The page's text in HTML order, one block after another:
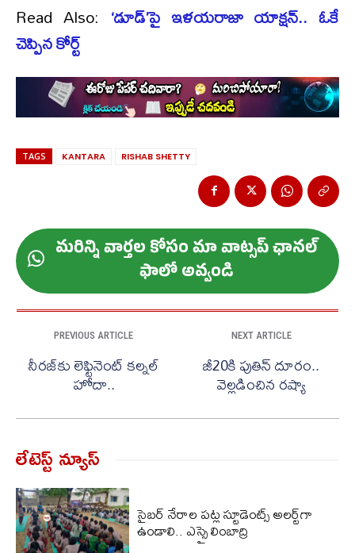
Read Also: ‘డూడ్’పై ఇళయరాజా యాక్షన్.. ఓకే
చెప్పిన కోర్ట్
TAGS KANTARA RISHAB SHETTY
మ‌రిన్ని వార్త‌ల కోసం మా వాట్స‌ప్ ఛాన‌ల్
ఫాలో అవ్వండి
PREVIOUS ARTICLE
నీరజ్‌కు లెఫ్టినెంట్ కల్నల్
హోదా..
NEXT ARTICLE
జీ20కి పుతిన్ దూరం..
వెల్లడించిన రష్యా
లేటెస్ట్ న్యూస్‌
సైబర్ నేరాల పట్ల స్టూడెంట్స్ అలర్ట్‌గా
ఉండాలి.. ఎస్సై లింబాద్రి